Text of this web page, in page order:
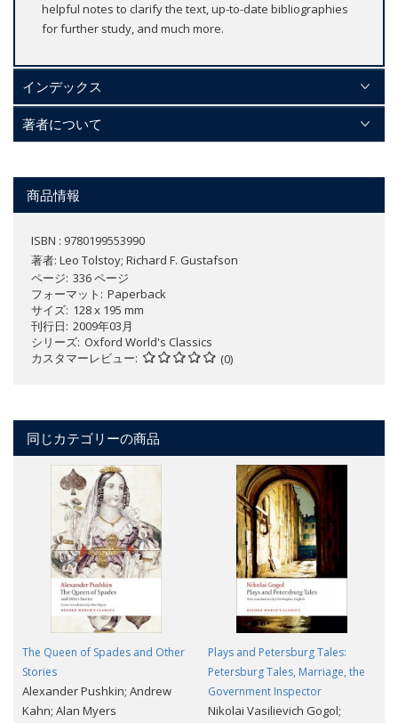
helpful notes to clarify the text, up-to-date bibliographies
for further study, and much more.
インデックス
著者について
商品情報
ISBN : 9780199553990
著者: Leo Tolstoy; Richard F. Gustafson
ページ 336 ページ
フォーマット
Paperback
サイズ 128 x 195 mm
刊行日 2009年03月
シリーズ Oxford World's Classics
カスタマーレビュー
(0)
同じカテゴリーの商品
The Queen of Spades and Other
Stories
Alexander Pushkin; Andrew
Kahn; Alan Myers
Plays and Petersburg Tales:
Petersburg Tales, Marriage, the
Government Inspector
Nikolai Vasilievich Gogol;